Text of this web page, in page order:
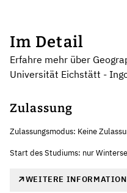
Im Detail
Erfahre mehr über
Universität Eichstätt -
Zulassung
Zulassungsmodus: Keine
Start des Studiums: nur
WEITERE